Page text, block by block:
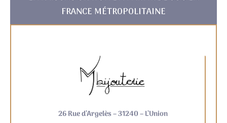
FRANCE MÉTROPOLITAINE
26 Rue d’Argelès – 31240 – L’Union